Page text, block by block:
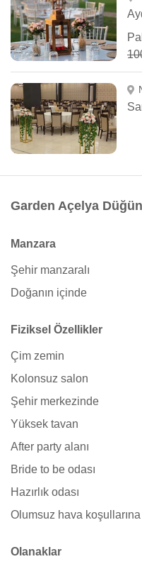
Garden Açelya
Manzara
Şehir manzaralı
Doğanın içinde
Fiziksel Özellikler
Çim zemin
Kolonsuz salon
Şehir merkezinde
Yüksek tavan
After party alanı
Bride to be odası
Hazırlık odası
Olumsuz hava
Olanaklar